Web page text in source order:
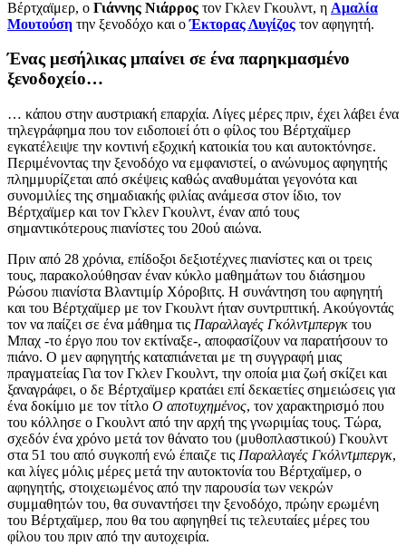
Βέρτχαϊμερ, ο Γιάννης Νιάρρος τον Γκλεν Γκουλντ, η Αμαλία
Μουτούση την ξενοδόχο και οΈκτορας Λυγίζος τον αφηγητή.
Ένας μεσήλικας μπαίνει σε ένα παρηκμασμένο
ξενοδοχείο…
… κάπου στην αυστριακή επαρχία. Λίγες μέρες πριν, έχει λάβει ένα
τηλεγράφημα που τον ειδοποιεί ότι ο φίλος του Βέρτχαϊμερ
εγκατέλειψε την κοντινή εξοχική κατοικία του και αυτοκτόνησε.
Περιμένοντας την ξενοδόχο να εμφανιστεί, ο ανώνυμος αφηγητής
πλημμυρίζεται από σκέψεις καθώς αναθυμάται γεγονότα και
συνομιλίες της σημαδιακής φιλίας ανάμεσα στον ίδιο, τον
Βέρτχαϊμερ και τον Γκλεν Γκουλντ, έναν από τους
σημαντικότερους πιανίστες του 20ού αιώνα.
Πριν από 28 χρόνια, επίδοξοι δεξιοτέχνες πιανίστες και οι τρεις
τους, παρακολούθησαν έναν κύκλο μαθημάτων του διάσημου
Ρώσου πιανίστα Βλαντιμίρ Χόροβιτς. Η συνάντηση του αφηγητή
και του Βέρτχαϊμερ με τον Γκουλντ ήταν συντριπτική. Ακούγοντάς
τον να παίζει σε ένα μάθημα τις Παραλλαγές Γκόλντμπεργκ του
Μπαχ -το έργο που τον εκτίναξε-, αποφασίζουν να παρατήσουν το
πιάνο. Ο μεν αφηγητής καταπιάνεται με τη συγγραφή μιας
πραγματείας Για τον Γκλεν Γκουλντ, την οποία μια ζωή σκίζει και
ξαναγράφει, ο δε Βέρτχαϊμερ κρατάει επί δεκαετίες σημειώσεις για
ένα δοκίμιο με τον τίτλο Ο αποτυχημένος, τον χαρακτηρισμό που
του κόλλησε ο Γκουλντ από την αρχή της γνωριμίας τους. Τώρα,
σχεδόν ένα χρόνο μετά τον θάνατο του (μυθοπλαστικού) Γκουλντ
στα 51 του από συγκοπή ενώ έπαιζε τις Παραλλαγές Γκόλντμπεργκ,
και λίγες μόλις μέρες μετά την αυτοκτονία του Βέρτχαϊμερ, ο
αφηγητής, στοιχειωμένος από την παρουσία των νεκρών
συμμαθητών του, θα συναντήσει την ξενοδόχο, πρώην ερωμένη
του Βέρτχαϊμερ, που θα του αφηγηθεί τις τελευταίες μέρες του
φίλου του πριν από την αυτοχειρία.